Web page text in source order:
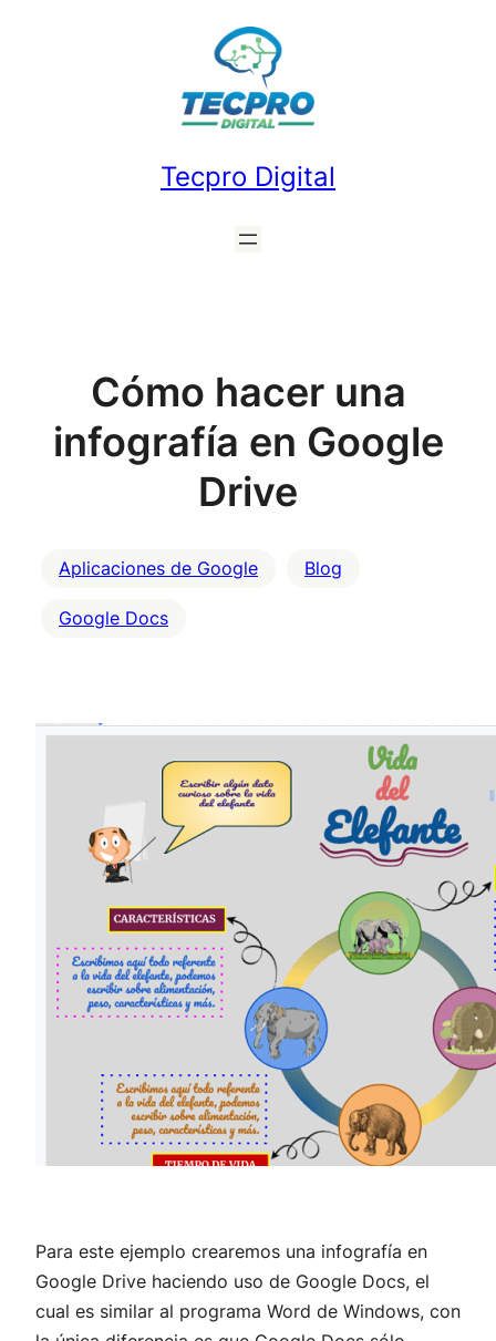
Tecpro Digital
Cómo hacer una
infografía en Google
Drive
Aplicaciones de Google Blog
Google Docs
Para este ejemplo crearemos una infografía en
Google Drive haciendo uso de Google Docs, el
cual es similar al programa Word de Windows, con